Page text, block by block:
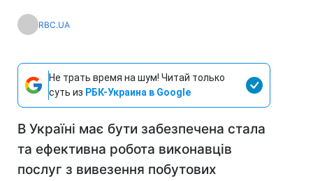
RBC.UA
Не трать время на шум! Читай только
суть из РБК-Украина в Google
В Україні має бути забезпечена стала
та ефективна робота виконавців
послуг з вивезення побутових